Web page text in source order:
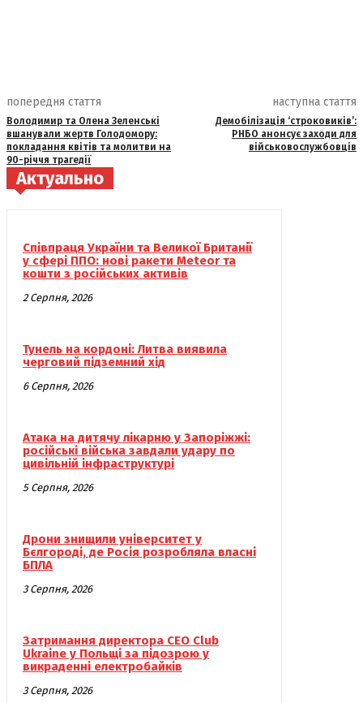
попередня стаття
Володимир та Олена Зеленські
вшанували жертв Голодомору:
покладання квітів та молитви на
90-річчя трагедії
наступна стаття
Демобілізація ‘строковиків’:
РНБО анонсує заходи для
військовослужбовців
Актуально
Співпраця України та Великої Британії
у сфері ППО: нові ракети Meteor та
кошти з російських активів
2 Серпня, 2026
Тунель на кордоні: Литва виявила
черговий підземний хід
6 Серпня, 2026
Атака на дитячу лікарню у Запоріжжі:
російські війська завдали удару по
цивільній інфраструктурі
5 Серпня, 2026
Дрони знищили університет у
Бєлгороді, де Росія розробляла власні
БПЛА
3 Серпня, 2026
Затримання директора CEO Club
Ukraine у Польщі за підозрою у
викраденні електробайків
3 Серпня, 2026